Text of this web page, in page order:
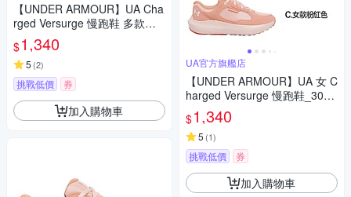
【UNDER ARMOUR】UA Cha
rged Versurge 慢跑鞋 多款任
選
$1,340
5 (2)
挑戰低價 券
加入購物車
UA官方旗艦店
【UNDER ARMOUR】UA 女 C
harged Versurge 慢跑鞋_3028
406-103
$1,340
5 (1)
挑戰低價 券
加入購物車